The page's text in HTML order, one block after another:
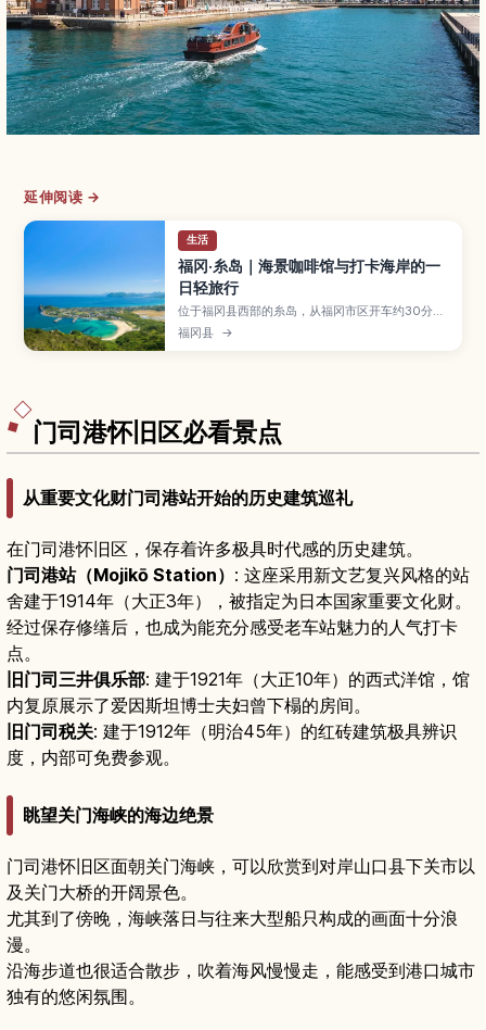
延伸阅读 →
生活
福冈·糸岛｜海景咖啡馆与打卡海岸的一
日轻旅行
位于福冈县西部的糸岛，从福冈市区开车约30分钟
即可抵达，是融合海岸风光与乡野景色的人气郊游
目的地。本文介绍夫妇岩与白色鸟居等适合打卡的
福冈县 →
门司港怀旧区必看景点
从重要文化财门司港站开始的历史建筑巡礼
在门司港怀旧区，保存着许多极具时代感的历史建筑。
门司港站（Mojikō Station） : 这座采用新文艺复兴风格的站
舍建于1914年（大正3年），被指定为日本国家重要文化财。
经过保存修缮后，也成为能充分感受老车站魅力的人气打卡
点。
旧门司三井俱乐部: 建于1921年（大正10年）的西式洋馆，馆
内复原展示了爱因斯坦博士夫妇曾下榻的房间。
旧门司税关: 建于1912年（明治45年）的红砖建筑极具辨识
度，内部可免费参观。
眺望关门海峡的海边绝景
门司港怀旧区面朝关门海峡，可以欣赏到对岸山口县下关市以
及关门大桥的开阔景色。
尤其到了傍晚，海峡落日与往来大型船只构成的画面十分浪
漫。
沿海步道也很适合散步，吹着海风慢慢走，能感受到港口城市
独有的悠闲氛围。